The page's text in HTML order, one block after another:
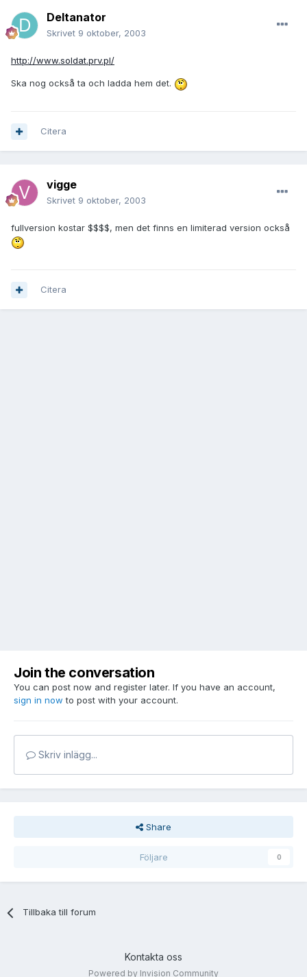
Deltanator
Skrivet 9 oktober, 2003
http://www.soldat.prv.pl/
Ska nog också ta och ladda hem det.
Citera
vigge
Skrivet 9 oktober, 2003
fullversion kostar $$$$, men det finns en limiterad version också
Citera
Join the conversation
You can post now and register later. If you have an account,
sign in now to post with your account.
Skriv inlägg...
Share
Följare 0
Tillbaka till forum
Kontakta oss
Powered by Invision Community